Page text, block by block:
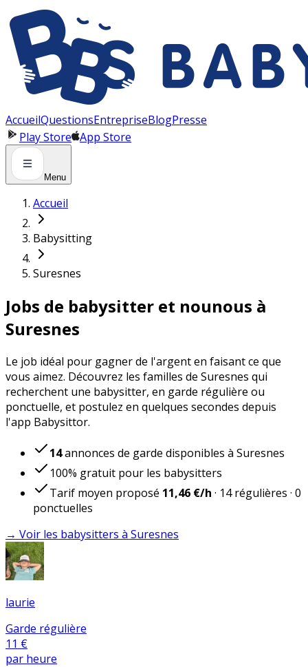
AccueilQuestionsEntrepriseBlogPresse
Play Store App Store
Menu
Accueil
Babysitting
Suresnes
Jobs de babysitter et nounous à
Suresnes
Le job idéal pour gagner de l'argent en faisant ce que
vous aimez. Découvrez les familles de Suresnes qui
recherchent une babysitter, en garde régulière ou
ponctuelle, et postulez en quelques secondes depuis
l'app Babysittor.
14annonces de garde disponibles à Suresnes
100% gratuit pour les babysitters
Tarif moyen proposé 11,46 €/h · 14 régulières · 0
ponctuelles
→ Voir les babysitters à Suresnes
laurie
Garde régulière
11 €
par heure
Panneau de gestion des cookies